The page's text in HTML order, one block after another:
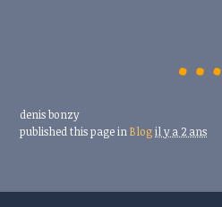
denis bonzy
published this page inBlog il y a 2 ans